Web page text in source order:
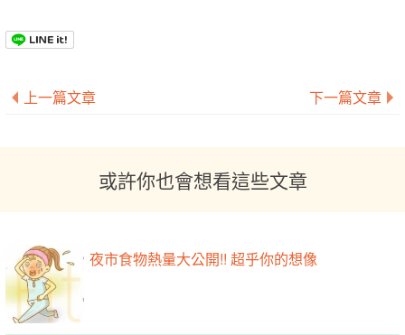
上一篇文章 下一篇文章
或許你也會想看這些文章
夜市食物熱量大公開!! 超乎你的想像